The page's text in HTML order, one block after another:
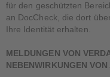
für den geschützten
an DocCheck, die dort
Ihre Identität erhalten.
MELDUNGEN VON
NEBENWIRKUNGEN